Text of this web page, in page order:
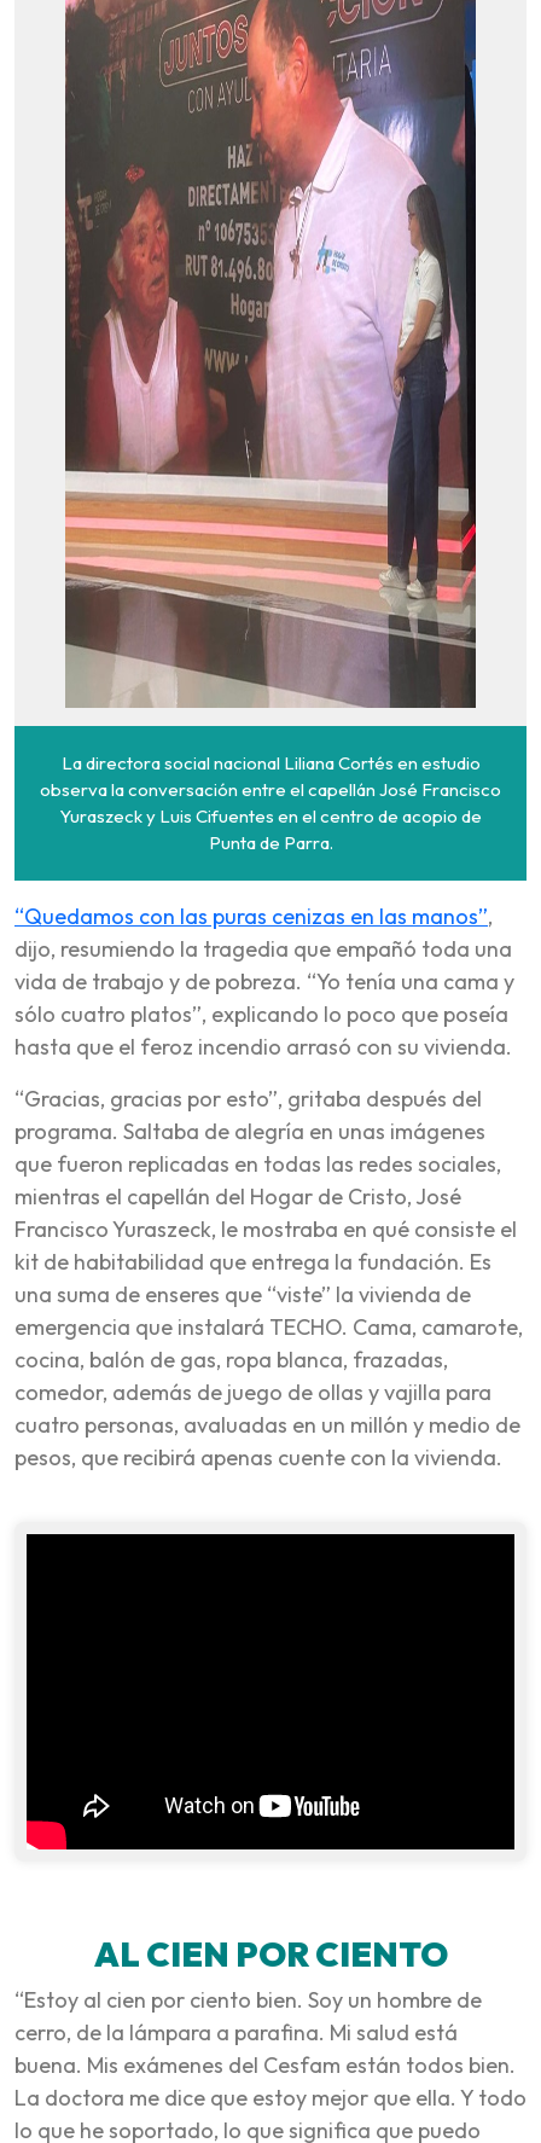
La directora social nacional Liliana Cortés en estudio
observa la conversación entre el capellán José Francisco
Yuraszeck y Luis Cifuentes en el centro de acopio de
Punta de Parra.
“Quedamos con las puras cenizas en las manos”,
dijo, resumiendo la tragedia que empañó toda una
vida de trabajo y de pobreza. “Yo tenía una cama y
sólo cuatro platos”, explicando lo poco que poseía
hasta que el feroz incendio arrasó con su vivienda.
“Gracias, gracias por esto”, gritaba después del
programa. Saltaba de alegría en unas imágenes
que fueron replicadas en todas las redes sociales,
mientras el capellán del Hogar de Cristo, José
Francisco Yuraszeck, le mostraba en qué consiste el
kit de habitabilidad que entrega la fundación. Es
una suma de enseres que “viste” la vivienda de
emergencia que instalará TECHO. Cama, camarote,
cocina, balón de gas, ropa blanca, frazadas,
comedor, además de juego de ollas y vajilla para
cuatro personas, avaluadas en un millón y medio de
pesos, que recibirá apenas cuente con la vivienda.
AL CIEN POR CIENTO
“Estoy al cien por ciento bien. Soy un hombre de
cerro, de la lámpara a parafina. Mi salud está
buena. Mis exámenes del Cesfam están todos bien.
La doctora me dice que estoy mejor que ella. Y todo
lo que he soportado, lo que significa que puedo